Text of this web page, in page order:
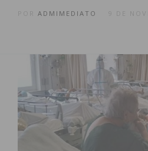
ADMIMEDIATO